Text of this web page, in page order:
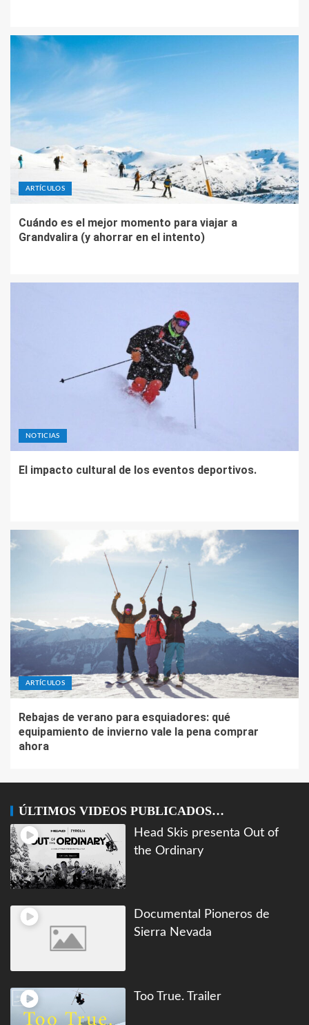
ARTÍCULOS
Cuándo es el mejor momento para viajar a
Grandvalira (y ahorrar en el intento)
NOTICIAS
El impacto cultural de los eventos deportivos.
ARTÍCULOS
Rebajas de verano para esquiadores: qué
equipamiento de invierno vale la pena comprar
ahora
ÚLTIMOS VIDEOS PUBLICADOS…
Head Skis presenta Out of
the Ordinary
Documental Pioneros de
Sierra Nevada
Too True. Trailer